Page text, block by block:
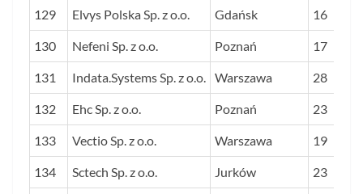
129 Elvys Polska Sp. z o.o. Gdańsk 16
130 Nefeni Sp. z o.o. Poznań 17
131 Indata.Systems Sp. z o.o. Warszawa 28
132 Ehc Sp. z o.o. Poznań 23
133 Vectio Sp. z o.o. Warszawa 19
134 Sctech Sp. z o.o. Jurków 23